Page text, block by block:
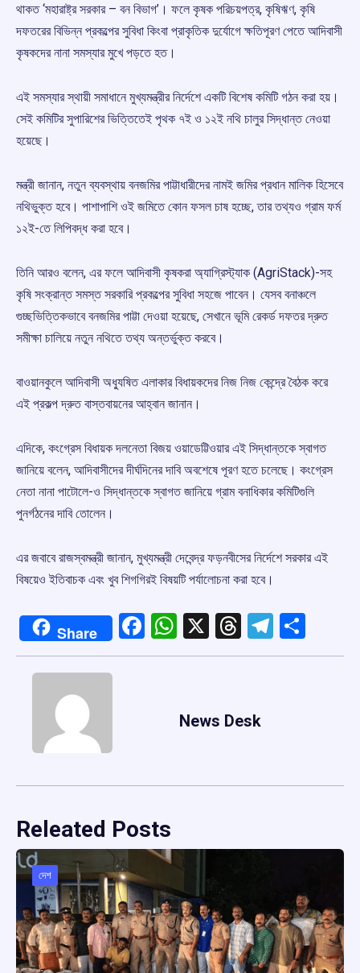
থাকত ‘মহারাষ্ট্র সরকার – বন বিভাগ’। ফলে কৃষক পরিচয়পত্র, কৃষিঋণ, কৃষি
দফতরের বিভিন্ন প্রকল্পের সুবিধা কিংবা প্রাকৃতিক দুর্যোগে ক্ষতিপূরণ পেতে আদিবাসী
কৃষকদের নানা সমস্যার মুখে পড়তে হত।
এই সমস্যার স্থায়ী সমাধানে মুখ্যমন্ত্রীর নির্দেশে একটি বিশেষ কমিটি গঠন করা হয়।
সেই কমিটির সুপারিশের ভিত্তিতেই পৃথক ৭ই ও ১২ই নথি চালুর সিদ্ধান্ত নেওয়া
হয়েছে।
মন্ত্রী জানান, নতুন ব্যবস্থায় বনজমির পাট্টাধারীদের নামই জমির প্রধান মালিক হিসেবে
নথিভুক্ত হবে। পাশাপাশি ওই জমিতে কোন ফসল চাষ হচ্ছে, তার তথ্যও গ্রাম ফর্ম
১২ই-তে লিপিবদ্ধ করা হবে।
তিনি আরও বলেন, এর ফলে আদিবাসী কৃষকরা অ্যাগ্রিস্ট্যাক (AgriStack)-সহ
কৃষি সংক্রান্ত সমস্ত সরকারি প্রকল্পের সুবিধা সহজে পাবেন। যেসব বনাঞ্চলে
গুচ্ছভিত্তিকভাবে বনজমির পাট্টা দেওয়া হয়েছে, সেখানে ভূমি রেকর্ড দফতর দ্রুত
সমীক্ষা চালিয়ে নতুন নথিতে তথ্য অন্তর্ভুক্ত করবে।
বাওয়ানকুলে আদিবাসী অধ্যুষিত এলাকার বিধায়কদের নিজ নিজ কেন্দ্রে বৈঠক করে
এই প্রকল্প দ্রুত বাস্তবায়নের আহ্বান জানান।
এদিকে, কংগ্রেস বিধায়ক দলনেতা বিজয় ওয়াডেট্টিওয়ার এই সিদ্ধান্তকে স্বাগত
জানিয়ে বলেন, আদিবাসীদের দীর্ঘদিনের দাবি অবশেষে পূরণ হতে চলেছে। কংগ্রেস
নেতা নানা পাটোলে-ও সিদ্ধান্তকে স্বাগত জানিয়ে গ্রাম বনাধিকার কমিটিগুলি
পুনর্গঠনের দাবি তোলেন।
এর জবাবে রাজস্বমন্ত্রী জানান, মুখ্যমন্ত্রী দেবেন্দ্র ফড়নবীসের নির্দেশে সরকার এই
বিষয়েও ইতিবাচক এবং খুব শিগগিরই বিষয়টি পর্যালোচনা করা হবে।
Share Facebook
WhatsApp
X Threads
News Desk
Releated Posts
দেশ